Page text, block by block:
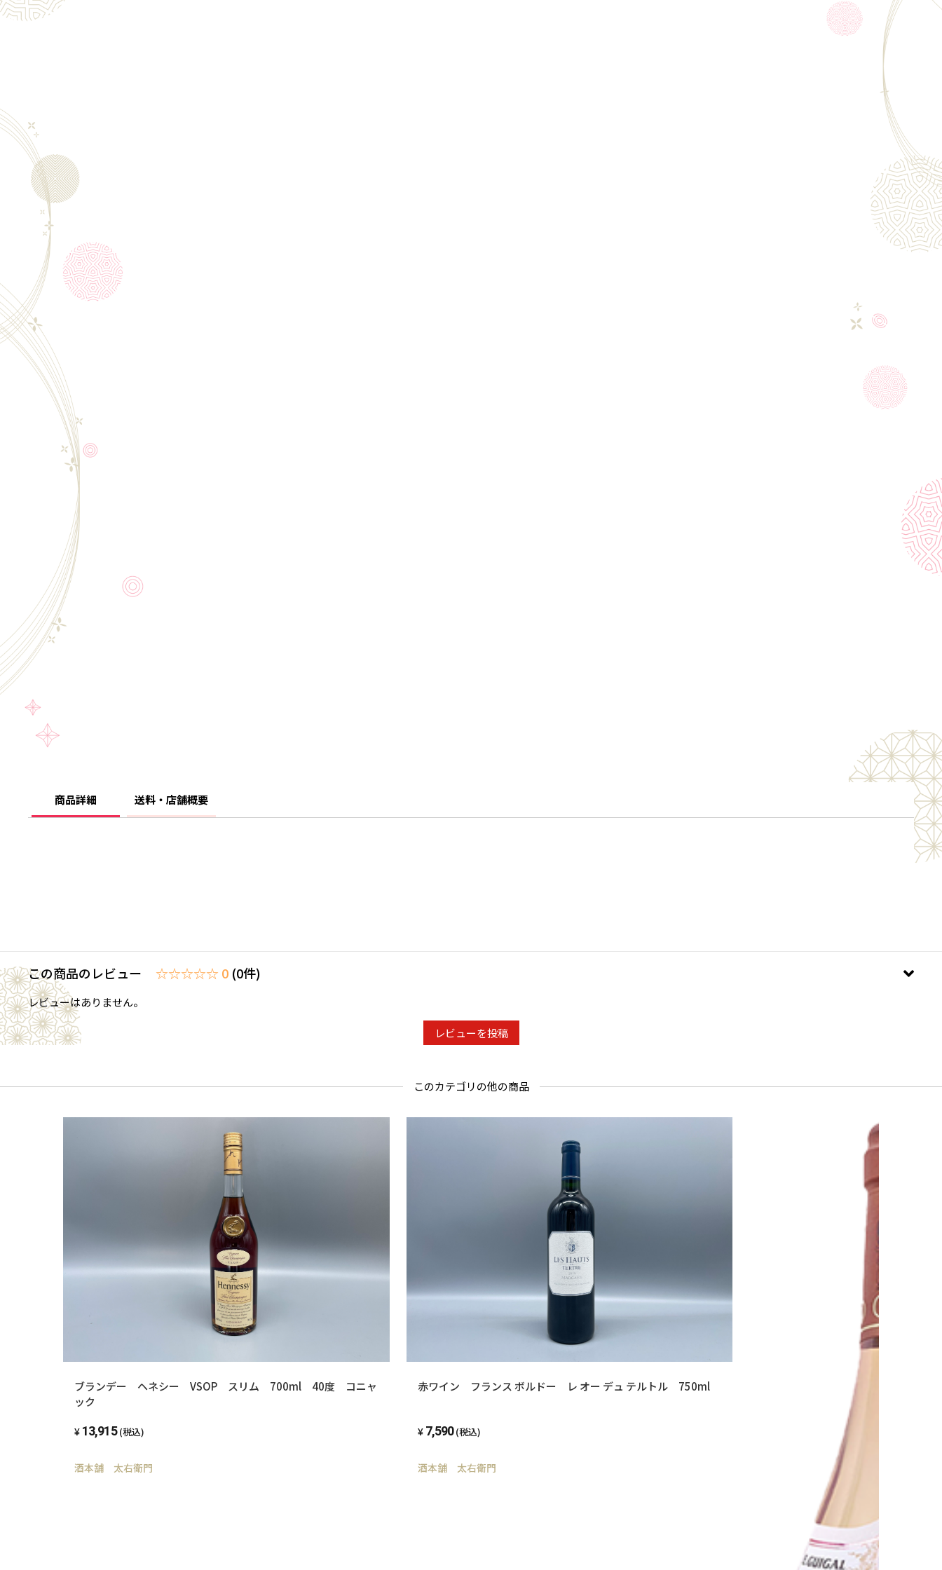
20歳未満の飲酒は法律で禁止されています。当店は20歳未満
ご購入時、「ご注文手続き」画面の「お問い合わせ欄」に、生
ことよりモール会員で生年月日登録済みの方は、お問い合わ
商品詳細 送料・店舗概要
この商品のレビュー ☆☆☆☆☆ 0 (0件)
レビューはありません。
レビューを投稿
このカテゴリの他の商品
ブランデー ヘネシー VSOP スリム 700ml 40度 コニャ
ック
13,915 (税込)
酒本舗 太右衛門
赤ワイン フランス ボルドー レ オー デュ テルトル 750ml
7,590 (税込)
酒本舗 太右衛門